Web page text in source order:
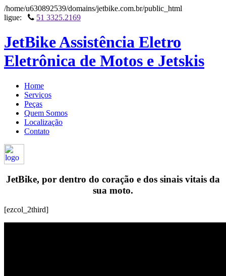
/home/u630892539/domains/jetbike.com.br/public_html
ligue:
51 3325.2169
JetBike Assistência Eletro
Eletrônica de Motos e Jetskis
Home
Serviços
Peças
Quem Somos
Localização
Contato
JetBike, por dentro do coração e dos sinais vitais da
sua moto.
[ezcol_2third]